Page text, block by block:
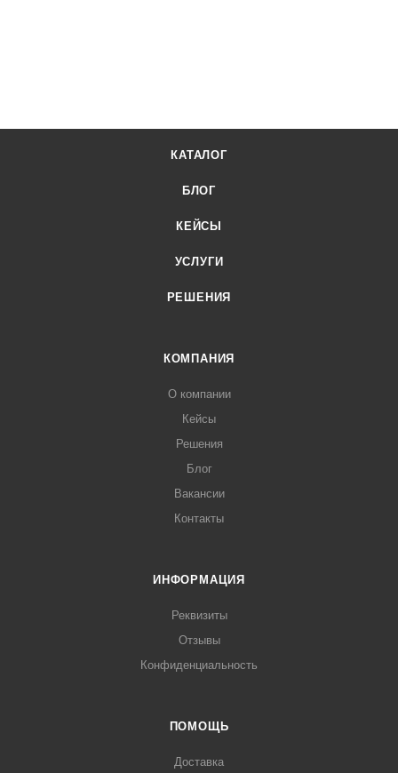
КАТАЛОГ
БЛОГ
КЕЙСЫ
УСЛУГИ
РЕШЕНИЯ
КОМПАНИЯ
О компании
Кейсы
Решения
Блог
Вакансии
Контакты
ИНФОРМАЦИЯ
Реквизиты
Отзывы
Конфиденциальность
ПОМОЩЬ
Доставка